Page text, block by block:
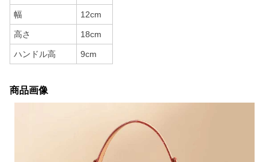
幅 12cm
高さ 18cm
ハンドル高 9cm
商品画像